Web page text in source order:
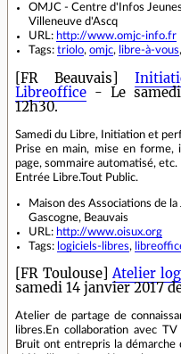
OMJC - Centre d'Infos
Villeneuve d'Ascq
URL: http://www.omjc-info.fr
Tags: triolo, omjc, libre-à-vous,
[FR Beauvais]
Libreoffice - Le
12h30.
Samedi du Libre, Initiation et
Prise en main, mise en forme,
page, sommaire automatisé, etc.
Entrée Libre.Tout Public.
Maison des Associations de
Gascogne, Beauvais
URL: http://www.oisux.org
Tags: logiciels-libres,
[FR Toulouse]Atelier
samedi 14 janvier 2017
Atelier de partage de
libres.En collaboration avec
Bruit ont entrepris la démarche